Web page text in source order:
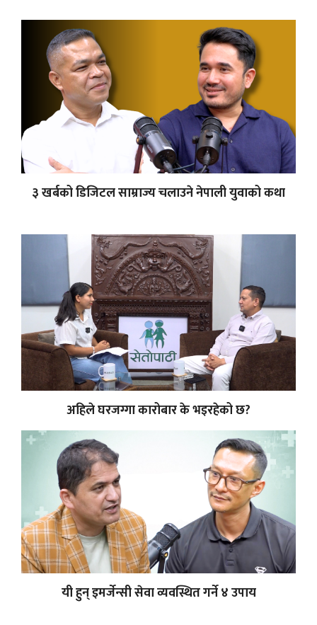
३ खर्बको डिजिटल साम्राज्य चलाउने नेपाली युवाको कथा
अहिले घरजग्गा कारोबार के भइरहेको छ?
यी हुन् इमर्जेन्सी सेवा व्यवस्थित गर्ने ४ उपाय